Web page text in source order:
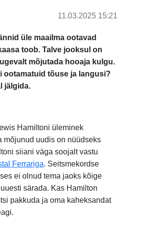
11.03.2025 15:21
üle maailma ootavad
toob. Talve jooksul on
mõjutada hooaja kulgu.
ootamatuid tõuse ja langusi?
jälgida.
Hamiltoni üleminek
mõjunud uudis on nüüdseks
siiani väga soojalt vastu
Ferrariga. Seitsmekordse
ei olnud tema jaoks kõige
särada. Kas Hamilton
pakkuda ja oma kaheksandat